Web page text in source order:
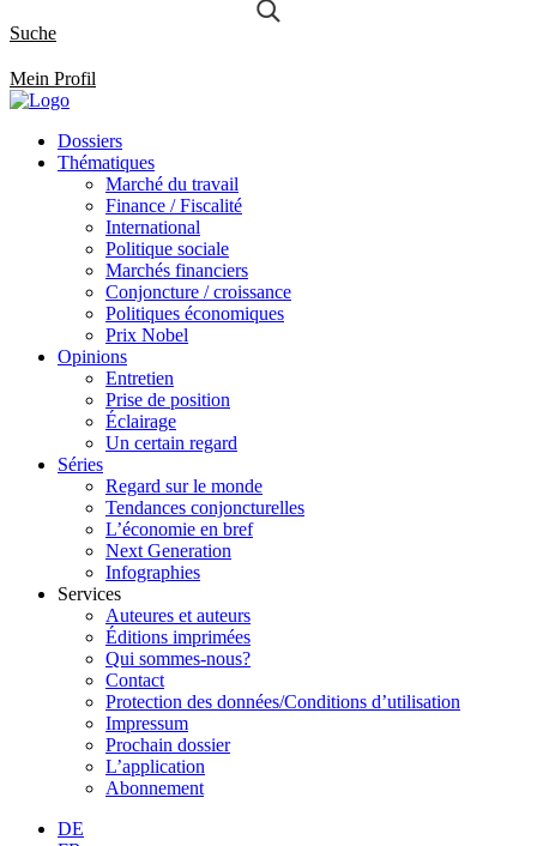
Suche
Mein Profil
Dossiers
Thématiques
Marché du travail
Finance / Fiscalité
International
Politique sociale
Marchés financiers
Conjoncture / croissance
Politiques économiques
Prix Nobel
Opinions
Entretien
Prise de position
Éclairage
Un certain regard
Séries
Regard sur le monde
Tendances conjoncturelles
L’économie en bref
Next Generation
Infographies
Services
Auteures et auteurs
Éditions imprimées
Qui sommes-nous?
Contact
Protection des données/Conditions d’utilisation
Impressum
Prochain dossier
L’application
Abonnement
DE